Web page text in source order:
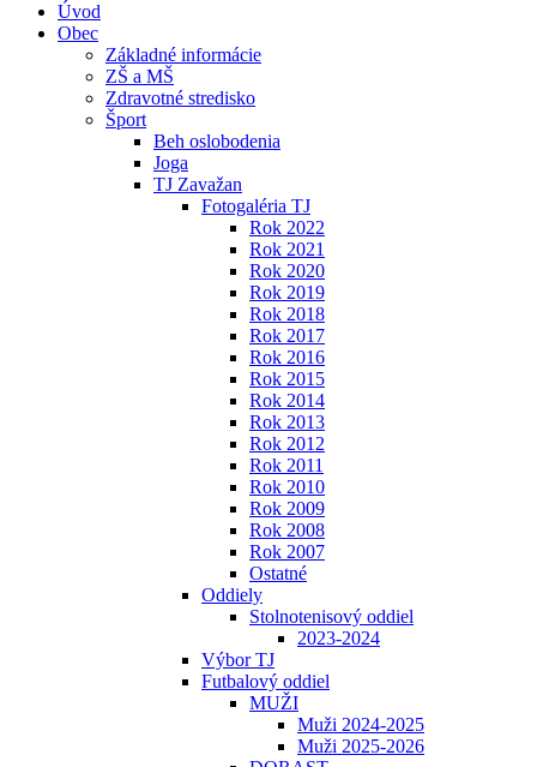
Úvod
Obec
Základné informácie
ZŠ a MŠ
Zdravotné stredisko
Šport
Beh oslobodenia
Joga
TJ Zavažan
Fotogaléria TJ
Rok 2022
Rok 2021
Rok 2020
Rok 2019
Rok 2018
Rok 2017
Rok 2016
Rok 2015
Rok 2014
Rok 2013
Rok 2012
Rok 2011
Rok 2010
Rok 2009
Rok 2008
Rok 2007
Ostatné
Oddiely
Stolnotenisový oddiel
2023-2024
Výbor TJ
Futbalový oddiel
MUŽI
Muži 2024-2025
Muži 2025-2026